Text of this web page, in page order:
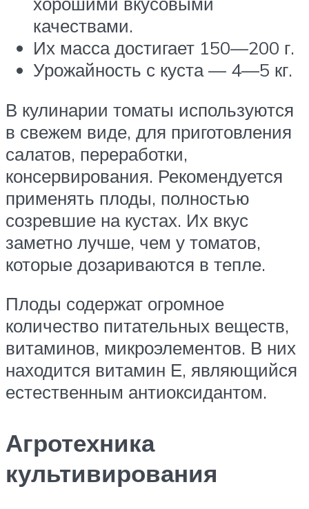
качествами.
Их масса достигает 150—200 г.
Урожайность с куста — 4—5 кг.
В кулинарии томаты используются
в свежем виде, для приготовления
салатов, переработки,
консервирования. Рекомендуется
применять плоды, полностью
созревшие на кустах. Их вкус
заметно лучше, чем у томатов,
которые дозариваются в тепле.
Плоды содержат огромное
количество питательных веществ,
витаминов, микроэлементов. В них
находится витамин Е, являющийся
естественным антиоксидантом.
Агротехника
культивирования